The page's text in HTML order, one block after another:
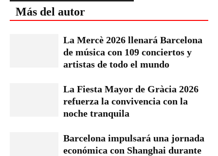
Más del autor
La Mercè 2026 llenará Barcelona
de música con 109 conciertos y
artistas de todo el mundo
La Fiesta Mayor de Gràcia 2026
refuerza la convivencia con la
noche tranquila
Barcelona impulsará una jornada
económica con Shanghai durante